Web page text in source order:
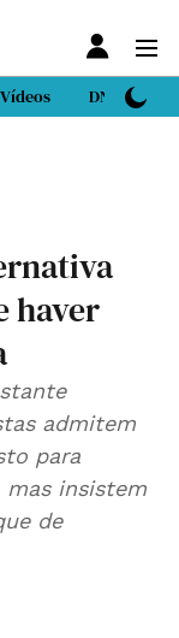
Vídeos DN Sport
haver
admitem
para
mas insistem
de